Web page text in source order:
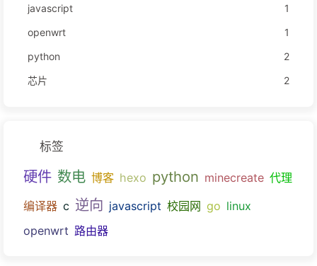
javascript
1
openwrt
1
python
2
芯片
2
标签
硬件 数电 博客 hexo python minecreate 代理
编译器 c 逆向 javascript 校园网 go linux
openwrt 路由器